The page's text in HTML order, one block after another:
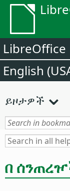
LibreOffice
English
ይዞታዎች
በ